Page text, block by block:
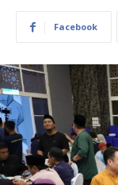
Facebook